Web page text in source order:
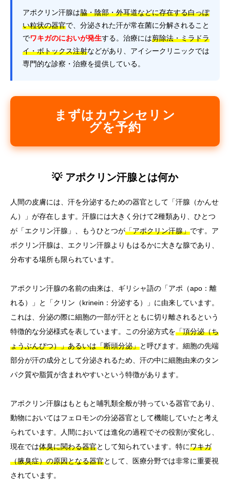
アポクリン汗腺は脇・陰部・外耳道などに存在する白っぽ
い粒状の器官で、分泌された汗が常在菌に分解されること
でワキガのにおいが発生する。治療には剪除法・ミラドラ
イ・ボトックス注射などがあり、アイシークリニックでは
専門的な診察・治療を提供している。
まずはカウンセリン
グを予約
💡 アポクリン汗腺とは何か
人間の皮膚には、汗を分泌するための器官として「汗腺（かんせ
ん）」が存在します。汗腺には大きく分けて2種類あり、ひとつ
が「エクリン汗腺」、もうひとつが「アポクリン汗腺」です。ア
ポクリン汗腺は、エクリン汗腺よりもはるかに大きな腺であり、
分布する場所も限られています。
アポクリン汗腺の名前の由来は、ギリシャ語の「アポ（apo：離
れる）」と「クリン（krinein：分泌する）」に由来しています。
これは、分泌の際に細胞の一部が汗とともに切り離されるという
特徴的な分泌様式を表しています。この分泌方式を「頂分泌（ち
ょうぶんぴつ）」あるいは「断頭分泌」と呼びます。細胞の先端
部分が汗の成分として分泌されるため、汗の中に細胞由来のタン
パク質や脂質が含まれやすいという特徴があります。
アポクリン汗腺はもともと哺乳類全般が持っている器官であり、
動物においてはフェロモンの分泌器官として機能していたと考え
られています。人間においては進化の過程でその役割が変化し、
現在では体臭に関わる器官として知られています。特にワキガ
（腋臭症）の原因となる器官として、医療分野では非常に重要視
されています。